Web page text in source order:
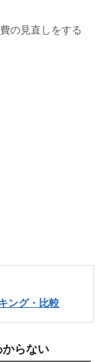
の見直しをする
ング・比較
らない